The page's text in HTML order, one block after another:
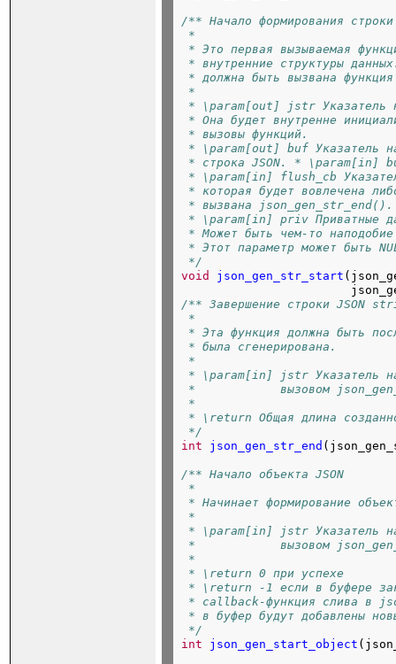
/** Начало формирования строки
*
* Это первая вызываемая
* внутренние структуры
* должна быть вызвана
*
* \param[out] jstr Указатель
* Она будет внутренне
* вызовы функций.
* \param[out] buf Указатель на
* строка JSON.
* \param[in]
* \param[in] flush_cb
* которая будет вовлечена
* вызвана json_gen_str_end().
* \param[in] priv Приватные
* Может быть чем-то
* Этот параметр может быть
*/
void
json_gen_str_start
/** Завершение строки JSON
*
* Эта функция должна быть
* была сгенерирована.
*
* \param[in] jstr Указатель на
*            вызовом
*
* \return Общая длина
*/
int
json_gen_str_end
/** Начало объекта JSON
*
* Начинает формирование
*
* \param[in] jstr Указатель на
*            вызовом
*
* \return 0 при успехе
* \return -1 если в буфере
* callback-функция слива в
* в буфер будут добавлены
*/
int
json_gen_start_object